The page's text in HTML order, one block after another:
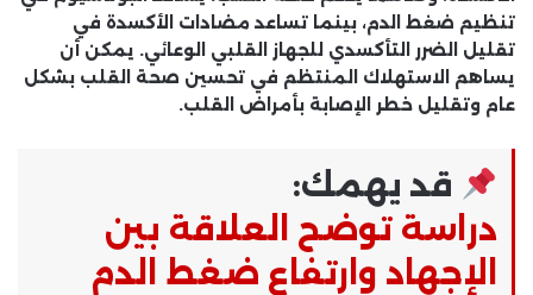
تنظيم ضغط الدم، بينما تساعد مضادات الأكسدة في
تقليل الضرر التأكسدي للجهاز القلبي الوعائي. يمكن أن
يساهم الاستهلاك المنتظم في تحسين صحة القلب بشكل
عام وتقليل خطر الإصابة بأمراض القلب.
قد يهمك:
دراسة توضح العلاقة بين
الإجهاد وارتفاع ضغط الدم